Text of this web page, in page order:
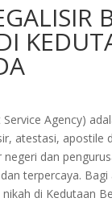
Agency)
atestasi, apostile
negeri dan
terpercaya. Bagi
di Kedutaan